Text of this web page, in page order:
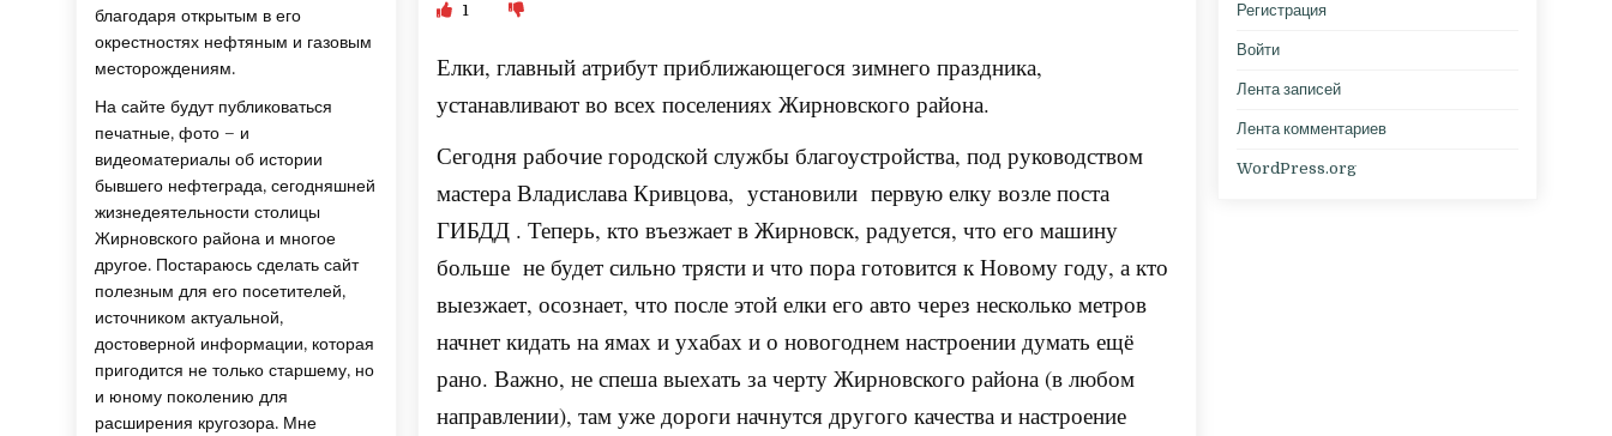
1
Елки, главный атрибут приближающегося зимнего праздника,
устанавливают во всех поселениях Жирновского района.
Сегодня рабочие городской службы благоустройства, под руководством
мастера Владислава Кривцова, установили первую елку возле поста
ГИБДД . Теперь, кто въезжает в Жирновск, радуется, что его машину
больше не будет сильно трясти и что пора готовится к Новому году, а кто
выезжает, осознает, что после этой елки его авто через несколько метров
начнет кидать на ямах и ухабах и о новогоднем настроении думать ещё
рано. Важно, не спеша выехать за черту Жирновского района (в любом
направлении), там уже дороги начнутся другого качества и настроение
благодаря открытым в его
окрестностях нефтяным и газовым
месторождениям.
На сайте будут публиковаться
печатные, фото – и
видеоматериалы об истории
бывшего нефтеграда, сегодняшней
жизнедеятельности столицы
Жирновского района и многое
другое. Постараюсь сделать сайт
полезным для его посетителей,
источником актуальной,
достоверной информации, которая
пригодится не только старшему, но
и юному поколению для
расширения кругозора. Мне
Регистрация
Войти
Лента записей
Лента комментариев
WordPress.org